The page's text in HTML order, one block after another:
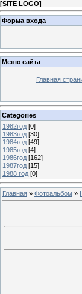
[SITE LOGO]
Форма входа
Меню сайта
Главная
Categories
1982год [0]
1983год [30]
1984год [49]
1985год [4]
1986год [162]
1987год [15]
1988 год [0]
Главная » Фотоальбом »